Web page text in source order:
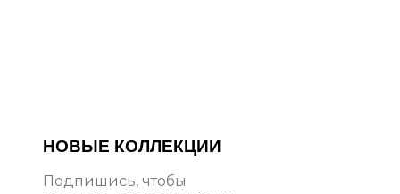
НОВЫЕ КОЛЛЕКЦИИ
Подпишись, чтобы